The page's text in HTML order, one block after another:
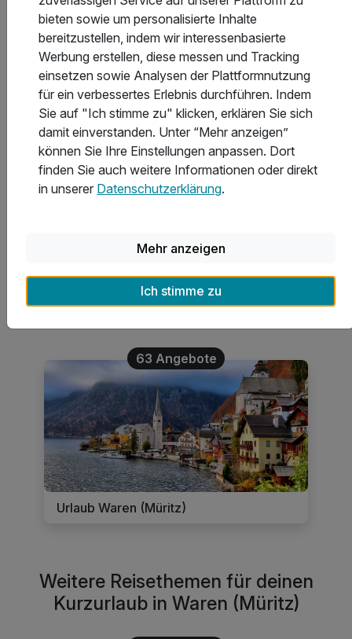
Welche Hotels in Waren (Müritz) bieten die besten
Freizeit- und Ausflugsmöglichkeiten?
Welche Auszeichnungen haben die Hotels in Waren
(Müritz) erhalten?
Was kostet eine Übernachtung in Waren (Müritz)
durchschnittlich?
Inspirationen für Kurzurlaub in
Waren (Müritz)
63 Angebote
Urlaub Waren (Müritz)
Weitere Reisethemen für deinen
Kurzurlaub in Waren (Müritz)
bieten sowie um personalisierte Inhalte
bereitzustellen, indem wir interessenbasierte
Werbung erstellen, diese messen und Tracking
einsetzen sowie Analysen der Plattformnutzung
für ein verbessertes Erlebnis durchführen. Indem
Sie auf "Ich stimme zu" klicken, erklären Sie sich
damit einverstanden. Unter “Mehr anzeigen”
können Sie Ihre Einstellungen anpassen. Dort
finden Sie auch weitere Informationen oder direkt
in unserer Datenschutzerklärung.
Mehr anzeigen
Ich stimme zu